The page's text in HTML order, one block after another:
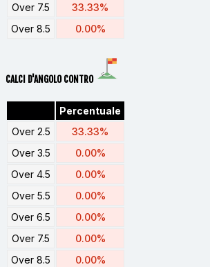
Over 7.5
33.33%
Over 8.5
0.00%
CALCI D'ANGOLO CONTRO
Percentuale
Over 2.5
33.33%
Over 3.5
0.00%
Over 4.5
0.00%
Over 5.5
0.00%
Over 6.5
0.00%
Over 7.5
0.00%
Over 8.5
0.00%